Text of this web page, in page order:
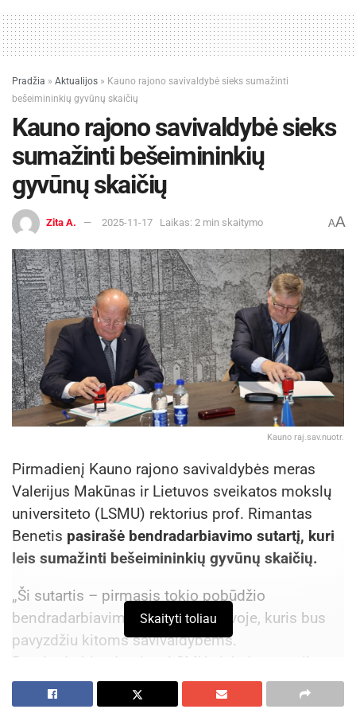
Pradžia » Aktualijos » Kauno rajono savivaldybė sieks sumažinti
bešeimininkių gyvūnų skaičių
Kauno rajono savivaldybė sieks
sumažinti bešeimininkių
gyvūnų skaičių
Zita A. 2025-11-17 Laikas: 2 min skaitymo AA
Kauno raj.sav.nuotr.
Pirmadienį Kauno rajono savivaldybės meras
Valerijus Makūnas ir Lietuvos sveikatos mokslų
universiteto (LSMU) rektorius prof. Rimantas
Benetis pasirašė bendradarbiavimo sutartį, kuri
leis sumažinti bešeimininkių gyvūnų skaičių.
„Ši sutartis – pirmasis tokio pobūdžio
bendradarbiavimo modelis Lietuvoje, kuris bus
pavyzdžiu kitoms savivaldybėms.
Bendradarbiaudami su LSMU sieksime ne tik
mažinti bešeimininkių gyvūnų skaičių, bet ir
įgyvendinsime įvairias gyvūnų gerovės ir
Skaityti toliau